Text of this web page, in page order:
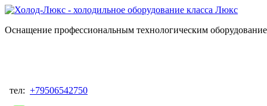
Оснащение профессиональным технологическим
тел: +79506542750